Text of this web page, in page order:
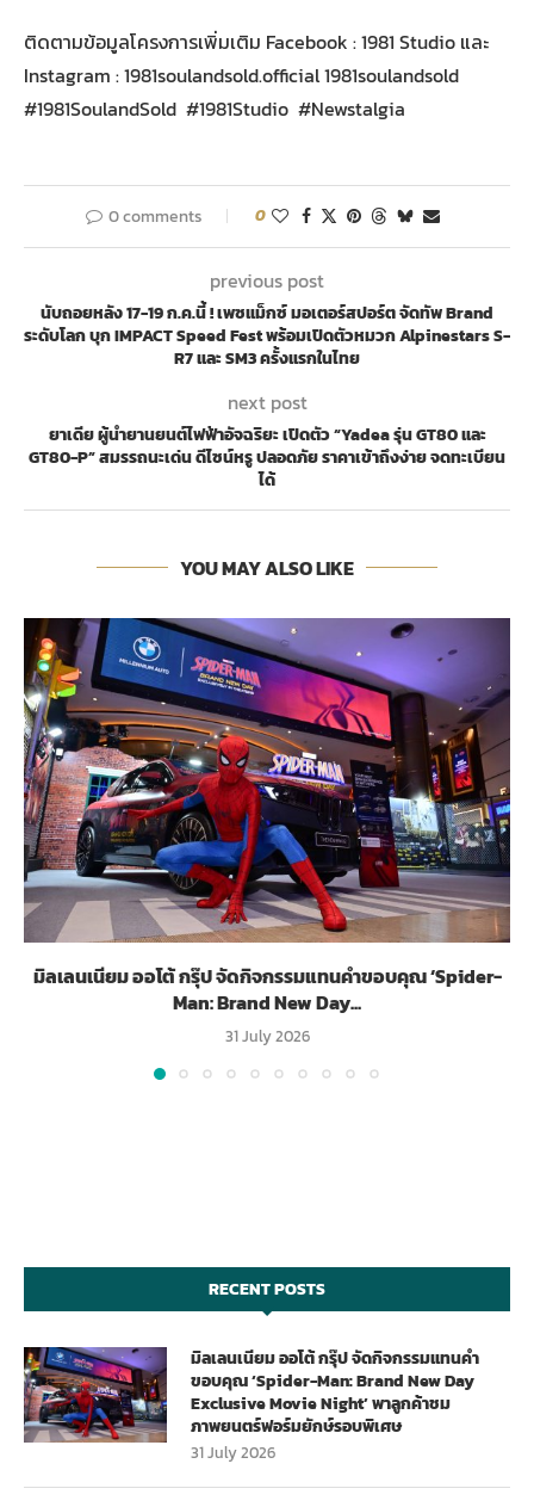
ติดตามข้อมูลโครงการเพิ่มเติม Facebook : 1981 Studio และ
Instagram : 1981soulandsold.official 1981soulandsold
#1981SoulandSold #1981Studio #Newstalgia
0 comments 0
previous post
นับถอยหลัง 17-19 ก.ค.นี้ ! เพซแม็กซ์ มอเตอร์สปอร์ต จัดทัพ Brand
ระดับโลก บุก IMPACT Speed Fest พร้อมเปิดตัวหมวก Alpinestars S-
R7 และ SM3 ครั้งแรกในไทย
next post
ยาเดีย ผู้นำยานยนต์ไฟฟ้าอัจฉริยะ เปิดตัว “Yadea รุ่น GT80 และ
GT80-P” สมรรถนะเด่น ดีไซน์หรู ปลอดภัย ราคาเข้าถึงง่าย จดทะเบียน
ได้
YOU MAY ALSO LIKE
มิลเลนเนียม ออโต้ กรุ๊ป จัดกิจกรรมแทนคำขอบคุณ ‘Spider-
Man: Brand New Day...
31 July 2026
RECENT POSTS
มิลเลนเนียม ออโต้ กรุ๊ป จัดกิจกรรมแทนคำ
ขอบคุณ ‘Spider-Man: Brand New Day
Exclusive Movie Night’ พาลูกค้าชม
ภาพยนตร์ฟอร์มยักษ์รอบพิเศษ
31 July 2026